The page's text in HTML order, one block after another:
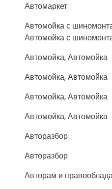
Автомаркет
Автомойка с
Автомойка с
Автомойка, Автомойка
Автомойка, Автомойка
Автомойка, Автомойка
Автомойка, Автомойка
Авторазбор
Авторазбор
Авторам и